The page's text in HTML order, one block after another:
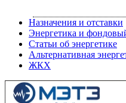
Назначения и отставки
Энергетика и
Статьи об энергетике
Альтернативная
ЖКХ